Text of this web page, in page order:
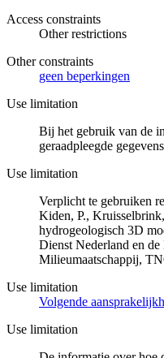
Access constraints
Other restrictions
Other constraints
geen beperkingen
Use limitation
Bij het gebruik van de
geraadpleegde
Use limitation
Verplicht te gebruiken
Kiden, P.,
hydrogeologisch 3D
Dienst Nederland en
Milieumaatschappij,
Use limitation
Volgende
Use limitation